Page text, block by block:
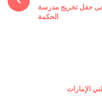
حفل تخريج مدرسة
الحكمة
الإمارات